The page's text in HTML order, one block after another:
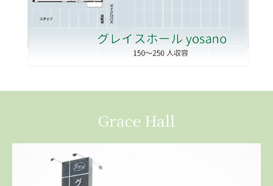
Grace Hall